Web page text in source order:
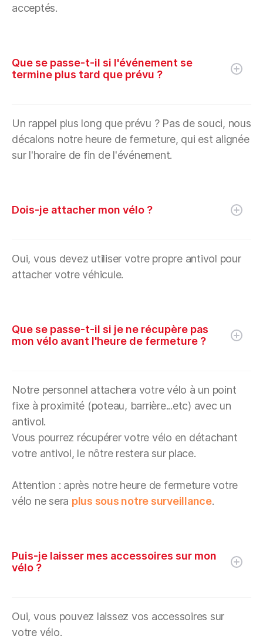
acceptés.
Que se passe-t-il si l'événement se
termine plus tard que prévu ?
Un rappel plus long que prévu ? Pas de souci, nous
décalons notre heure de fermeture, qui est alignée
sur l'horaire de fin de l'événement.
Dois-je attacher mon vélo ?
Oui, vous devez utiliser votre propre antivol pour
attacher votre véhicule.
Que se passe-t-il si je ne récupère pas
mon vélo avant l'heure de fermeture ?
Notre personnel attachera votre vélo à un point
fixe à proximité (poteau, barrière...etc) avec un
antivol.
Vous pourrez récupérer votre vélo en détachant
votre antivol, le nôtre restera sur place.
Attention : après notre heure de fermeture votre
vélo ne sera plus sous notre surveillance.
Puis-je laisser mes accessoires sur mon
vélo ?
Oui, vous pouvez laissez vos accessoires sur
votre vélo.